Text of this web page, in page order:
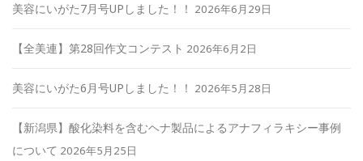
美容にいがた7月号UPしました！！ 2026年6月29日
【全美連】第28回作文コンテスト 2026年6月2日
美容にいがた6月号UPしました！！ 2026年5月28日
【新潟県】酸化染料を含むヘナ製品によるアナフィラキシー事例
について 2026年5月25日